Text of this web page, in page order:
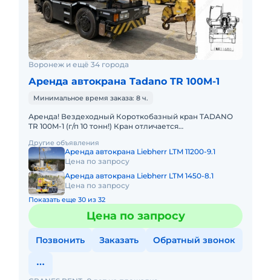
Воронеж и ещё 34 города
Аренда автокрана Tadano TR 100M-1
Минимальное время заказа: 8 ч.
Аренда! Вездеходный Короткобазный кран TADANO
TR 100M-1 (г/п 10 тонн!) Кран отличается
бездорожью. Технические
Другие объявления
Аренда автокрана Liebherr LTM 11200-9.1
Цена по запросу
Аренда автокрана Liebherr LTM 1450-8.1
Цена по запросу
Показать еще 30 из 32
Цена по запросу
Позвонить Заказать Обратный звонок